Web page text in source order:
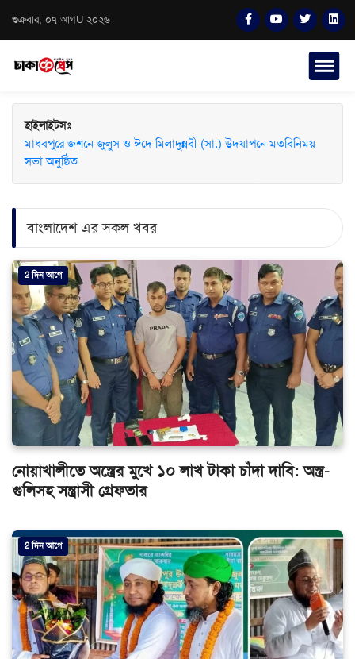
শুক্রবার, ০৭ আগU ২০২৬
হাইলাইটসঃ
মাধবপুরে জশনে জুলুস ও ঈদে মিলাদুন্নবী (সা.) উদযাপনে মতবিনিময়
সভা অনুষ্ঠিত
বাংলাদেশ এর সকল খবর
2 দিন আগে
নোয়াখালীতে অস্ত্রের মুখে ১০ লাখ টাকা চাঁদা দাবি: অস্ত্র-
গুলিসহ সন্ত্রাসী গ্রেফতার
2 দিন আগে